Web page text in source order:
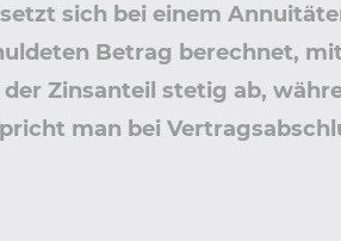
sich bei einem
Betrag berechnet,
Zinsanteil stetig ab,
man bei